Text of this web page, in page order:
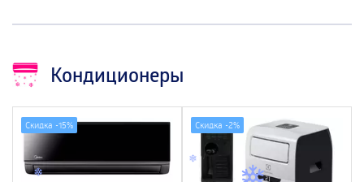
Кондиционеры
Скидка -15% Скидка -2%